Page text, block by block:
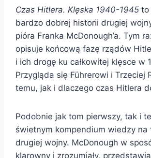
Czas Hitlera. Klęska 1940-1945 to
bardzo dobrej historii drugiej
pióra Franka McDonough’a. Tym
opisuje końcową fazę rządów
i ich drogę ku całkowitej klęsce w
Przygląda się Führerowi i Trzeciej
temu, jak i dlaczego czas Hitlera
Podobnie jak tom pierwszy, tak i
świetnym kompendium wiedzy na
drugiej wojny. McDonough w
klarowny i zrozumiały,